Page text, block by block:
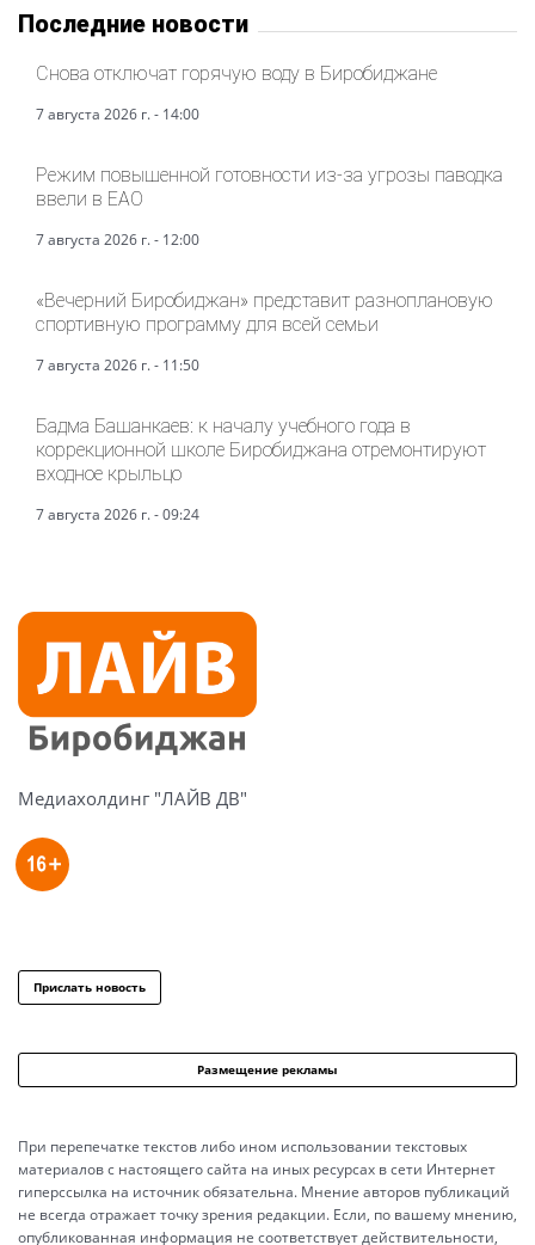
Последние новости
Снова отключат горячую воду в Биробиджане
7 августа 2026 г. - 14:00
Режим повышенной готовности из-за угрозы паводка
ввели в ЕАО
7 августа 2026 г. - 12:00
«Вечерний Биробиджан» представит разноплановую
спортивную программу для всей семьи
7 августа 2026 г. - 11:50
Бадма Башанкаев: к началу учебного года в
коррекционной школе Биробиджана отремонтируют
входное крыльцо
7 августа 2026 г. - 09:24
Медиахолдинг "ЛАЙВ ДВ"
Прислать новость
Размещение рекламы
При перепечатке текстов либо ином использовании текстовых
материалов с настоящего сайта на иных ресурсах в сети Интернет
гиперссылка на источник обязательна. Мнение авторов публикаций
не всегда отражает точку зрения редакции. Если, по вашему мнению,
опубликованная информация не соответствует действительности,